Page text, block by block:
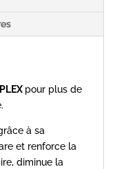
pour plus de
à sa
et renforce la
diminue la